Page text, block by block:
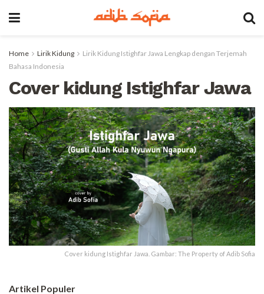
Home Lirik Kidung
Lirik Kidung Istighfar Jawa Lengkap dengan Terjemah
Bahasa Indonesia
Cover kidung Istighfar Jawa
Cover kidung Istighfar Jawa. Gambar: The Property of Adib Sofia
Artikel Populer